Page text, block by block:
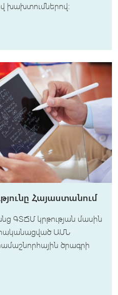
խախտումներով:
Հայաստանում
ԳՏՃՄ կրթության մասին
ԱՄՆ
ծրագրի